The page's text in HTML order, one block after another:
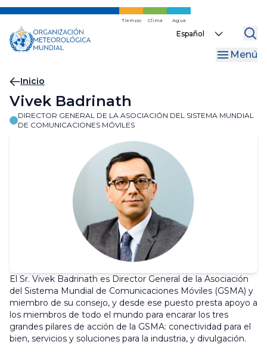
Ir
contenido
principal
Tiempo Clima Agua
Select
Menú
Migas
de
pan
Inicio
Vivek Badrinath
DIRECTOR GENERAL DE LA ASOCIACIÓN DEL SISTEMA MUNDIAL
DE COMUNICACIONES MÓVILES
El Sr. Vivek Badrinath es Director General de la Asociación
del Sistema Mundial de Comunicaciones Móviles (GSMA) y
miembro de su consejo, y desde ese puesto presta apoyo a
los miembros de todo el mundo para encarar los tres
grandes pilares de acción de la GSMA: conectividad para el
bien, servicios y soluciones para la industria, y divulgación.